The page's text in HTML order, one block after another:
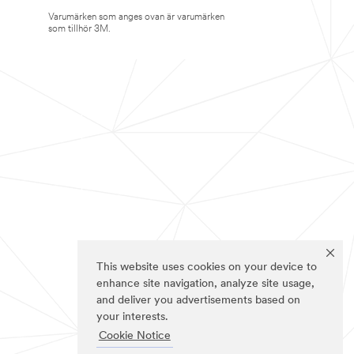
This website uses cookies on your device to
enhance site navigation, analyze site usage,
and deliver you advertisements based on
your interests.
Cookie Notice
Varumärken som anges ovan är varumärken
som tillhör 3M.